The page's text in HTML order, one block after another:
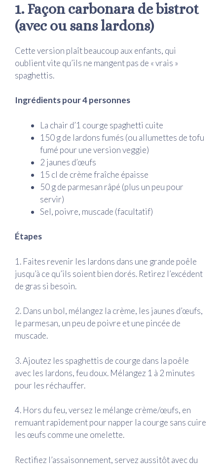
1. Façon carbonara de bistrot
(avec ou sans lardons)
Cette version plaît beaucoup aux enfants, qui
oublient vite qu’ils ne mangent pas de « vrais »
spaghettis.
Ingrédients pour 4 personnes
La chair d’1 courge spaghetti cuite
150 g de lardons fumés (ou allumettes de tofu
fumé pour une version veggie)
2 jaunes d’œufs
15 cl de crème fraîche épaisse
50 g de parmesan râpé (plus un peu pour
servir)
Sel, poivre, muscade (facultatif)
Étapes
1. Faites revenir les lardons dans une grande poêle
jusqu’à ce qu’ils soient bien dorés. Retirez l’excédent
de gras si besoin.
2. Dans un bol, mélangez la crème, les jaunes d’œufs,
le parmesan, un peu de poivre et une pincée de
muscade.
3. Ajoutez les spaghettis de courge dans la poêle
avec les lardons, feu doux. Mélangez 1 à 2 minutes
pour les réchauffer.
4. Hors du feu, versez le mélange crème/œufs, en
remuant rapidement pour napper la courge sans cuire
les œufs comme une omelette.
Rectifiez l’assaisonnement, servez aussitôt avec du